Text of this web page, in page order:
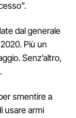
dal generale
Più un
Senz’altro,
smentire a
usare armi